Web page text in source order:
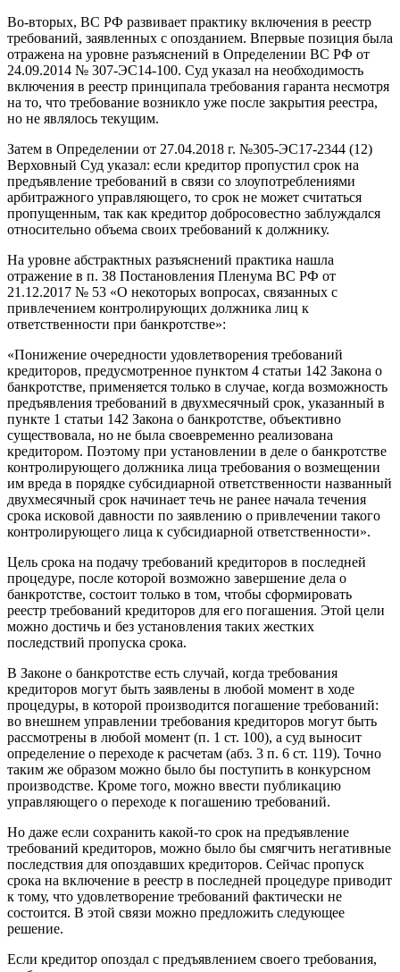
Во-вторых, ВС РФ развивает практику включения в реестр
требований, заявленных с опозданием. Впервые позиция была
отражена на уровне разъяснений в Определении ВС РФ от
24.09.2014 № 307-ЭС14-100. Суд указал на необходимость
включения в реестр принципала требования гаранта несмотря
на то, что требование возникло уже после закрытия реестра,
но не являлось текущим.
Затем в Определении от 27.04.2018 г. №305-ЭС17-2344 (12)
Верховный Суд указал: если кредитор пропустил срок на
предъявление требований в связи со злоупотреблениями
арбитражного управляющего, то срок не может считаться
пропущенным, так как кредитор добросовестно заблуждался
относительно объема своих требований к должнику.
На уровне абстрактных разъяснений практика нашла
отражение в п. 38 Постановления Пленума ВС РФ от
21.12.2017 № 53 «О некоторых вопросах, связанных с
привлечением контролирующих должника лиц к
ответственности при банкротстве»:
«Понижение очередности удовлетворения требований
кредиторов, предусмотренное пунктом 4 статьи 142 Закона о
банкротстве, применяется только в случае, когда возможность
предъявления требований в двухмесячный срок, указанный в
пункте 1 статьи 142 Закона о банкротстве, объективно
существовала, но не была своевременно реализована
кредитором. Поэтому при установлении в деле о банкротстве
контролирующего должника лица требования о возмещении
им вреда в порядке субсидиарной ответственности названный
двухмесячный срок начинает течь не ранее начала течения
срока исковой давности по заявлению о привлечении такого
контролирующего лица к субсидиарной ответственности».
Цель срока на подачу требований кредиторов в последней
процедуре, после которой возможно завершение дела о
банкротстве, состоит только в том, чтобы сформировать
реестр требований кредиторов для его погашения. Этой цели
можно достичь и без установления таких жестких
последствий пропуска срока.
В Законе о банкротстве есть случай, когда требования
кредиторов могут быть заявлены в любой момент в ходе
процедуры, в которой производится погашение требований:
во внешнем управлении требования кредиторов могут быть
рассмотрены в любой момент (п. 1 ст. 100), а суд выносит
определение о переходе к расчетам (абз. 3 п. 6 ст. 119). Точно
таким же образом можно было бы поступить в конкурсном
производстве. Кроме того, можно ввести публикацию
управляющего о переходе к погашению требований.
Но даже если сохранить какой-то срок на предъявление
требований кредиторов, можно было бы смягчить негативные
последствия для опоздавших кредиторов. Сейчас пропуск
срока на включение в реестр в последней процедуре приводит
к тому, что удовлетворение требований фактически не
состоится. В этой связи можно предложить следующее
решение.
Если кредитор опоздал с предъявлением своего требования,